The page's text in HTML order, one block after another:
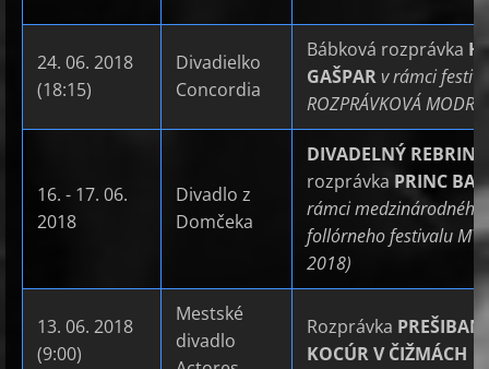
24. 06. 2018
(18:15)
Divadielko
Concordia
Bábková rozprávka
GAŠPARv rámci
ROZPRÁVKOVÁ MODRA
16. - 17. 06.
2018
Divadlo z
Domčeka
DIVADELNÝ
rozprávka PRINC
rámci medzinárodného
follórneho festivalu
2018)
13. 06. 2018
(9:00)
Mestské
divadlo
Rozprávka
KOCÚR V ČIŽMÁCH